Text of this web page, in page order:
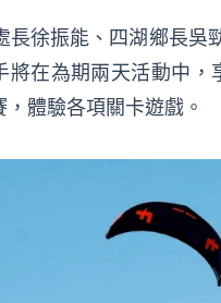
徐振能、四湖鄉長吳
在為期兩天活動中，
體驗各項關卡遊戲。